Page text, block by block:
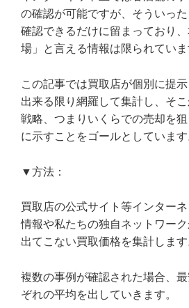
の確認が可能ですが、そういっ
確認できるだけに留まっており
場」と言える情報は限られていま
この記事では買取店が個別に提
出来る限り網羅して集計し、そ
戦略、つまりいくらでの売却を
に示すことをゴールとしています
▼方法：
買取店の公式サイト等インター
情報や私たちの独自ネットワー
出てこない買取価格を集計します
複数の事例が確認された場合、
ぞれの平均を出していきます。